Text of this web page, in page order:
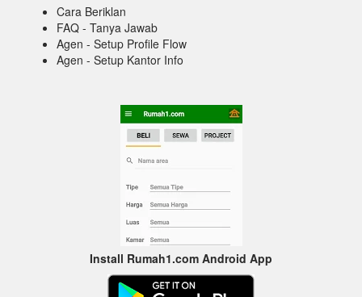
Cara Beriklan
FAQ - Tanya Jawab
Agen - Setup Profile Flow
Agen - Setup Kantor Info
Install Rumah1.com Android App